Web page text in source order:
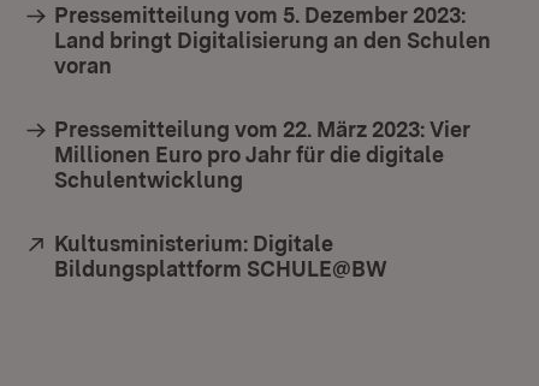
Pressemitteilung vom 5. Dezember 2023:
Land bringt Digitalisierung an den Schulen
voran
Pressemitteilung vom 22. März 2023: Vier
Millionen Euro pro Jahr für die digitale
Schulentwicklung
Extern:
Kultusministerium: Digitale
Bildungsplattform SCHULE@BW